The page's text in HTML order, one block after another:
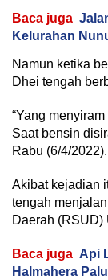
Baca juga
Kelurahan
Namun ketika
Dhei tengah
“Yang
Saat bensin
Rabu (6/4/2022).
Akibat kejadian
tengah
Daerah (RSUD)
Baca juga Api
Halmahera